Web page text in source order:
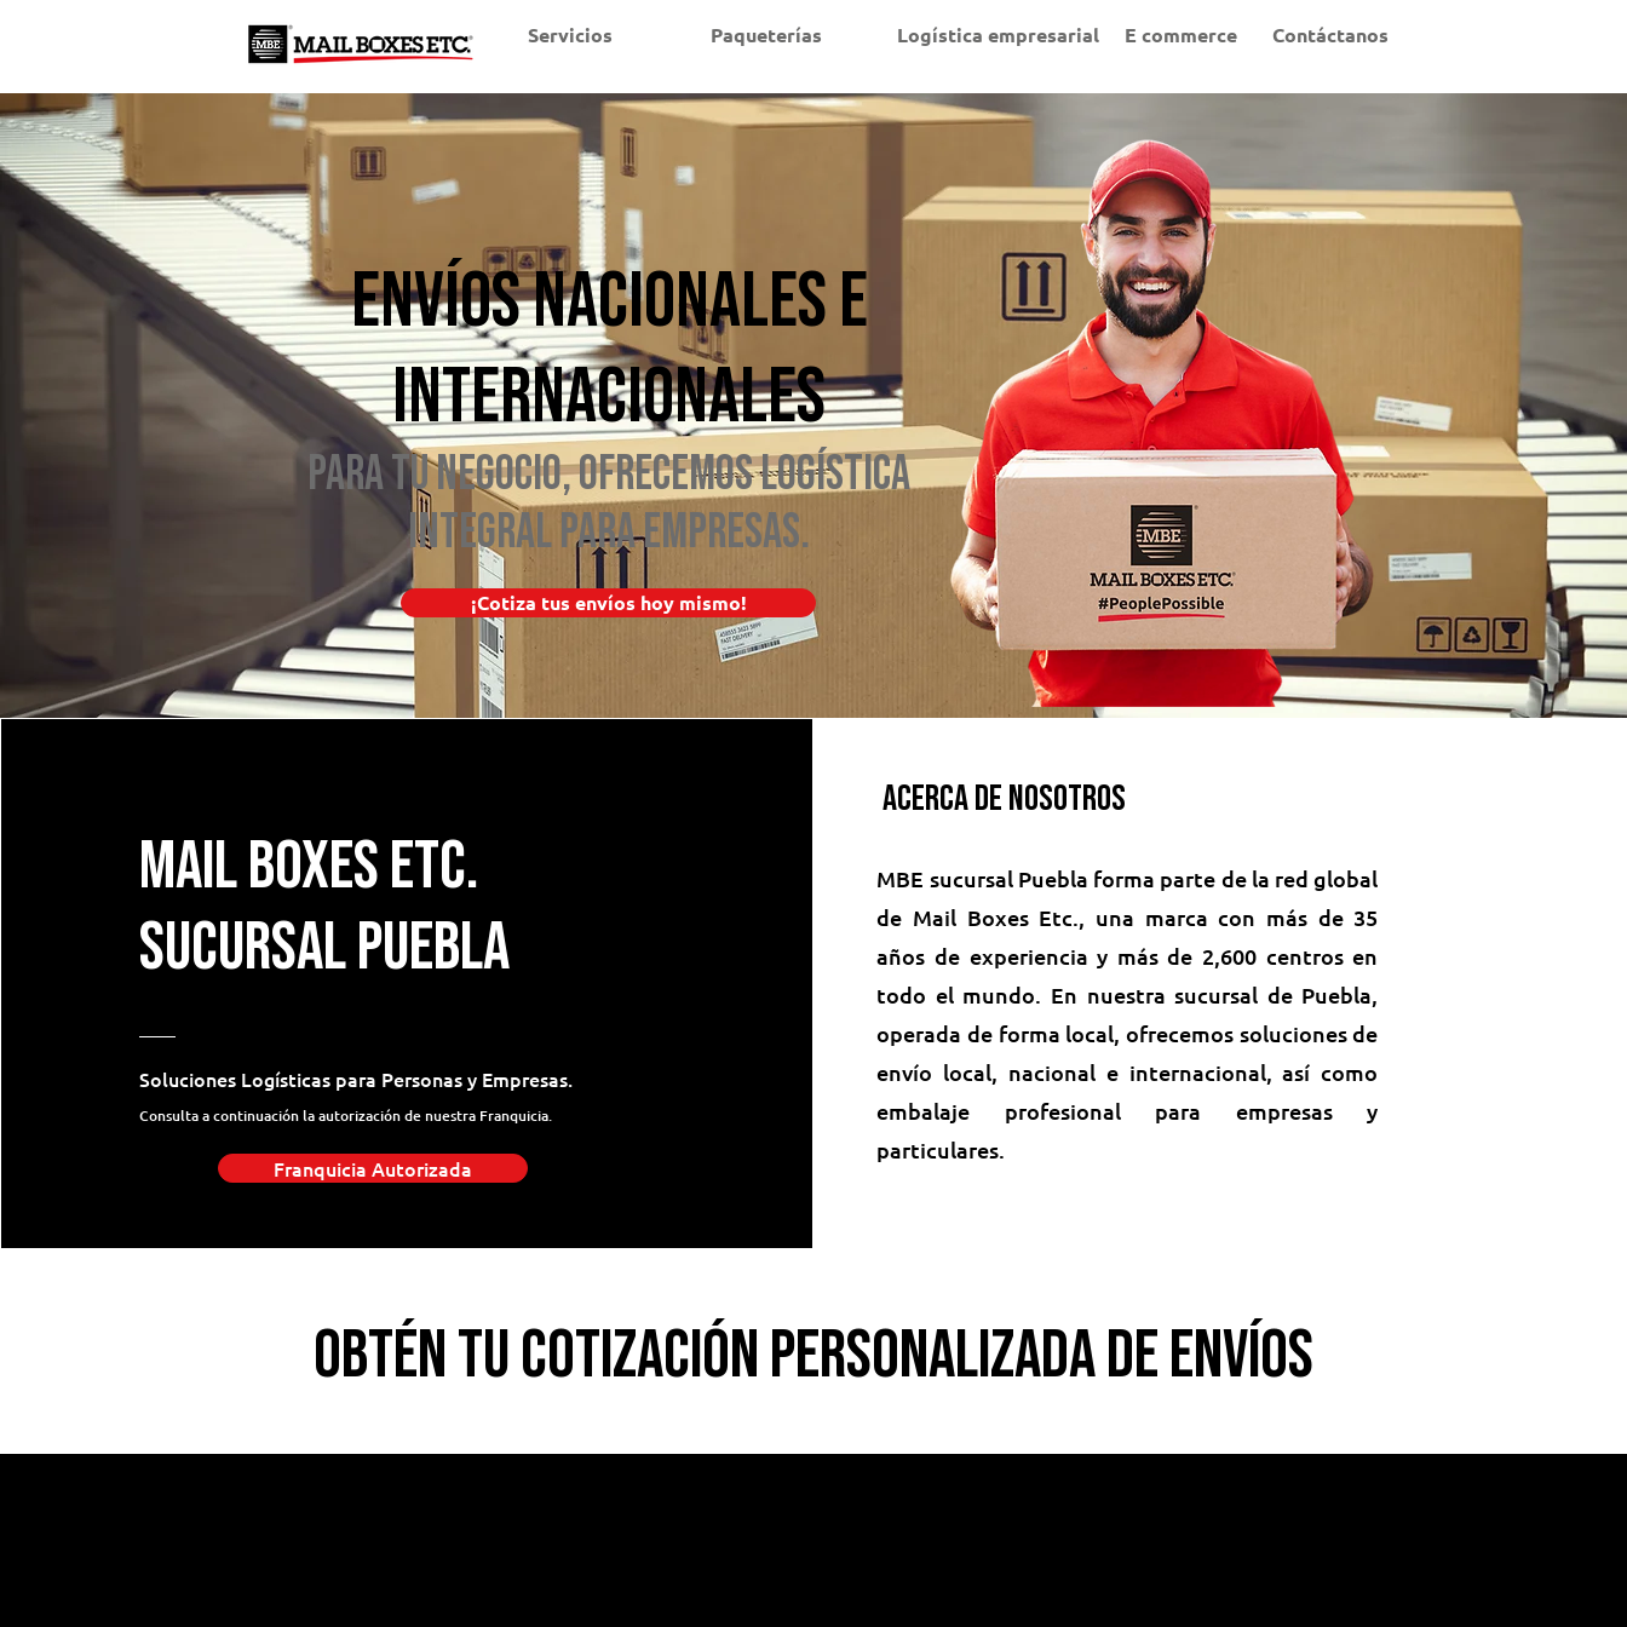
Servicios Paqueterías Logística empresarial E commerce Contáctanos
Envíos nacionales e
internacionales
Para tu negocio, Ofrecemos logística
integral para empresas.
¡Cotiza tus envíos hoy mismo!
mail boxes etc.
sucursal Puebla
Soluciones Logísticas para Personas y Empresas.
Consulta a continuación la autorización de nuestra Franquicia.
Franquicia Autorizada
Acerca de nosotros
MBE sucursal Puebla forma parte de la red global
de Mail Boxes Etc., una marca con más de 35
años de experiencia y más de 2,600 centros en
todo el mundo. En nuestra sucursal de Puebla,
operada de forma local, ofrecemos soluciones de
envío local, nacional e internacional, así como
embalaje profesional para empresas y
particulares.
Obtén tu Cotización Personalizada de Envíos